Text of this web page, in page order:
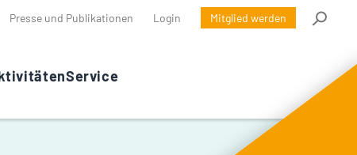
Presse und Publikationen Login Mitglied werden
Service